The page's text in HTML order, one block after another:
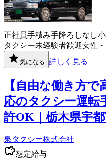
正社員手積み手降ろしなし
タクシー未経験者歓迎女性
気になる 詳しく見る
【自由な働き方
応のタクシー運転
許OK｜栃木県宇
泉タクシー株式会社
想定給与